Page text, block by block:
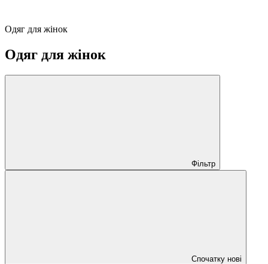
Одяг для жінок
Одяг для жінок
Фільтр
Спочатку нові